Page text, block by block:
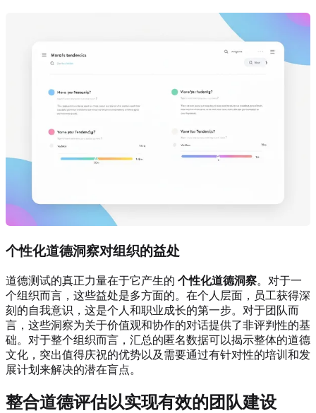
个性化道德洞察对组织的益处
道德测试的真正力量在于它产生的 个性化道德洞察。对于一
个组织而言，这些益处是多方面的。在个人层面，员工获得深
刻的自我意识，这是个人和职业成长的第一步。对于团队而
言，这些洞察为关于价值观和协作的对话提供了非评判性的基
础。对于整个组织而言，汇总的匿名数据可以揭示整体的道德
文化，突出值得庆祝的优势以及需要通过有针对性的培训和发
展计划来解决的潜在盲点。
整合道德评估以实现有效的团队建设